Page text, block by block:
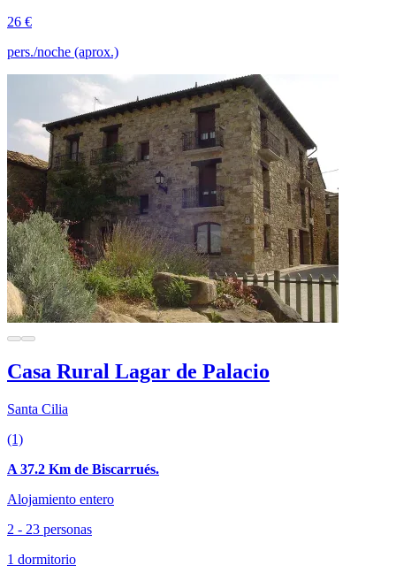
26 €
pers./noche (aprox.)
Casa Rural Lagar de Palacio
Santa Cilia
(1)
A 37.2 Km de Biscarrués.
Alojamiento entero
2 - 23 personas
1 dormitorio